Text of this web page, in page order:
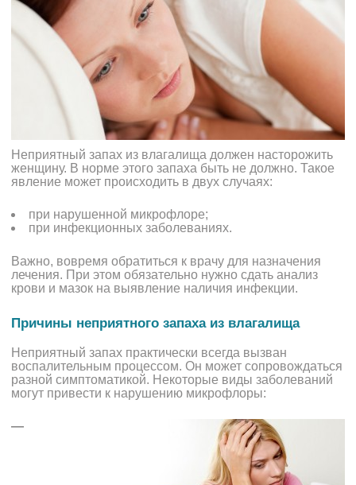
Неприятный запах из влагалища должен насторожить
женщину. В норме этого запаха быть не должно. Такое
явление может происходить в двух случаях:
при нарушенной микрофлоре;
при инфекционных заболеваниях.
Важно, вовремя обратиться к врачу для назначения
лечения. При этом обязательно нужно сдать анализ
крови и мазок на выявление наличия инфекции.
Причины неприятного запаха из влагалища
Неприятный запах практически всегда вызван
воспалительным процессом. Он может сопровождаться
разной симптоматикой. Некоторые виды заболеваний
могут привести к нарушению микрофлоры:
—